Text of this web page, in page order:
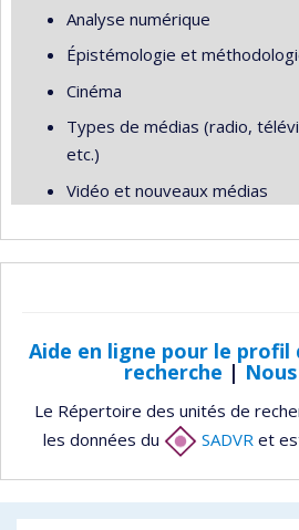
Analyse numérique
Épistémologie et
Cinéma
Types de médias (radio,
etc.)
Vidéo et nouveaux médias
Aide en ligne pour le
recherche |
Le Répertoire des unités de
les données du
SADVR et